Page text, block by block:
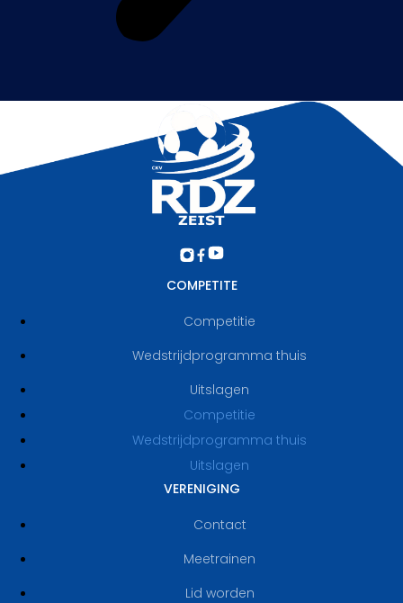
COMPETITE
Competitie
Wedstrijdprogramma thuis
Uitslagen
Competitie
Wedstrijdprogramma thuis
Uitslagen
VERENIGING
Contact
Meetrainen
Lid worden